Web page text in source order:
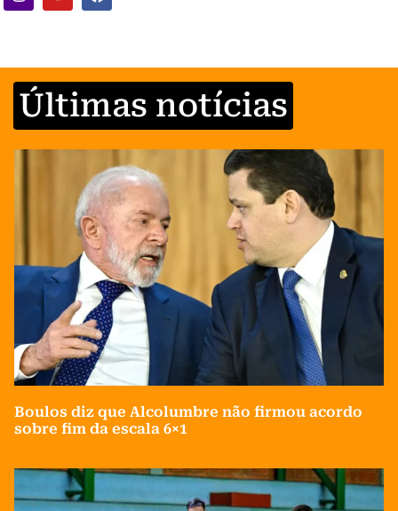
Últimas notícias
Boulos diz que Alcolumbre não firmou acordo
sobre fim da escala 6×1